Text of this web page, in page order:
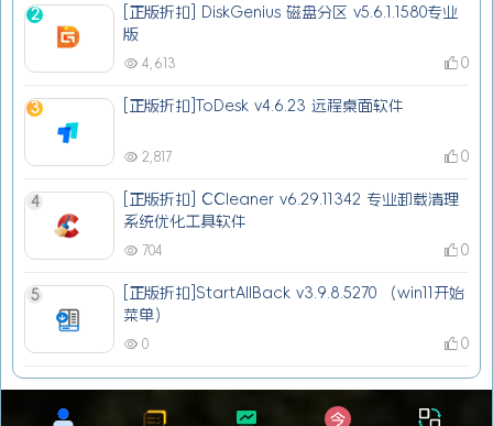
2
[正版折扣] DiskGenius 磁盘分区 v5.6.1.1580专业
版
4,613 0
3 [正版折扣]ToDesk v4.6.23 远程桌面软件
2,817 0
4
[正版折扣] CCleaner v6.29.11342 专业卸载清理
系统优化工具软件
704 0
5
[正版折扣]StartAllBack v3.9.8.5270 （win11开始
菜单）
0 0